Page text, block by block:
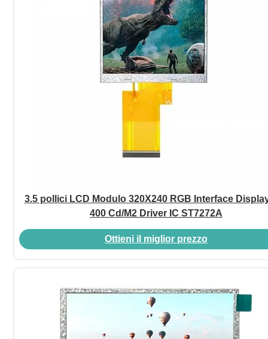
3.5 pollici LCD Modulo 320X240 RGB Interface
400 Cd/M2 Driver IC ST7272A
Ottieni il miglior prezzo